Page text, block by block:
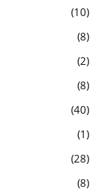
10
8
2
8
40
1
28
8